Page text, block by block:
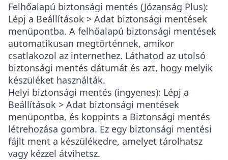
Felhőalapú biztonsági mentés (Józanság Plus):
Lépj a Beállítások > Adat biztonsági mentések
menüpontba. A felhőalapú biztonsági mentések
automatikusan megtörténnek, amikor
csatlakozol az internethez. Láthatod az utolsó
biztonsági mentés dátumát és azt, hogy melyik
készüléket használták.
Helyi biztonsági mentés (ingyenes): Lépj a
Beállítások > Adat biztonsági mentések
menüpontba, és koppints a Biztonsági mentés
létrehozása gombra. Ez egy biztonsági mentési
fájlt ment a készülékedre, amelyet tárolhatsz
vagy kézzel átvihetsz.